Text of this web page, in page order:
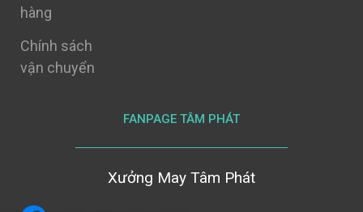
hàng
Chính sách
vận chuyển
FANPAGE TÂM PHÁT
Xưởng May Tâm Phát